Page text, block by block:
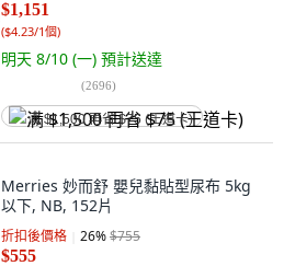
$1,151
($4.23/1個)
明天 8/10 (一) 預計送達
(2696)
满 $1,500 再省 $75 (王道卡)
Merries 妙而舒 嬰兒黏貼型尿布 5kg
以下, NB, 152片
折扣後價格 26%$755
$555